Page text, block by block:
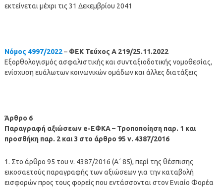
εκτείνεται μέχρι τις 31 Δεκεμβρίου 2041
Νόμος 4997/2022– ΦΕΚ Τεύχος Α 219/25.11.2022
Εξορθολογισμός ασφαλιστικής και συνταξιοδοτικής νομοθεσίας,
ενίσχυση ευάλωτων κοινωνικών ομάδων και άλλες διατάξεις
Άρθρο 6
Παραγραφή αξιώσεων e-ΕΦΚΑ – Τροποποίηση παρ. 1 και
προσθήκη παρ. 2 και 3 στο άρθρο 95 ν. 4387/2016
1. Στο άρθρο 95 του ν. 4387/2016 (Α΄ 85), περί της θέσπισης
εικοσαετούς παραγραφής των αξιώσεων για την καταβολή
εισφορών προς τους φορείς που εντάσσονται στον Ενιαίο Φορέα